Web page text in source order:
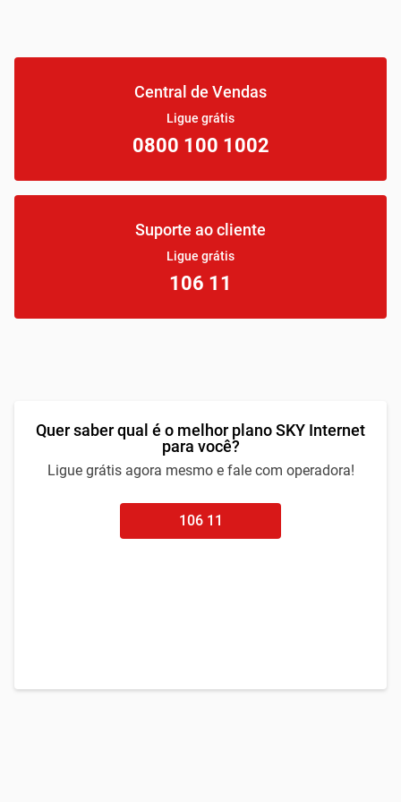
Central de Vendas
Ligue grátis
0800 100 1002
Suporte ao cliente
Ligue grátis
106 11
Quer saber qual é o melhor plano SKY Internet
para você?
Ligue grátis agora mesmo e fale com operadora!
106 11